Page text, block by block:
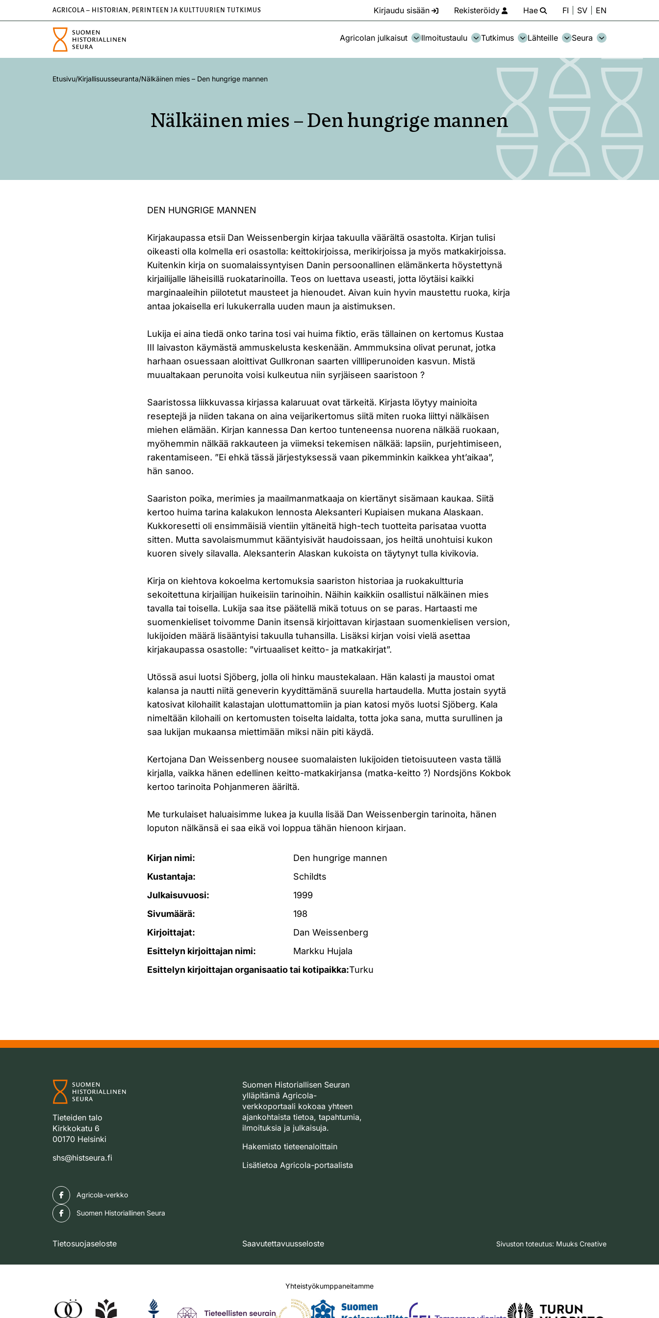
AGRICOLA – HISTORIAN, PERINTEEN JA KULTTUURIEN TUTKIMUS Kirjaudu sisään Rekisteröidy Hae FI SV EN
Agricolan julkaisut Ilmoitustaulu Tutkimus Lähteille Seura
Etusivu/Kirjallisuusseuranta/Nälkäinen mies – Den hungrige mannen
Nälkäinen mies – Den hungrige mannen
DEN HUNGRIGE MANNEN
Kirjakaupassa etsii Dan Weissenbergin kirjaa takuulla väärältä osastolta. Kirjan tulisi
oikeasti olla kolmella eri osastolla: keittokirjoissa, merikirjoissa ja myös matkakirjoissa.
Kuitenkin kirja on suomalaissyntyisen Danin persoonallinen elämänkerta höystettynä
kirjailijalle läheisillä ruokatarinoilla. Teos on luettava useasti, jotta löytäisi kaikki
marginaaleihin piilotetut mausteet ja hienoudet. Aivan kuin hyvin maustettu ruoka, kirja
antaa jokaisella eri lukukerralla uuden maun ja aistimuksen.
Lukija ei aina tiedä onko tarina tosi vai huima fiktio, eräs tällainen on kertomus Kustaa
III laivaston käymästä ammuskelusta keskenään. Ammmuksina olivat perunat, jotka
harhaan osuessaan aloittivat Gullkronan saarten villliperunoiden kasvun. Mistä
muualtakaan perunoita voisi kulkeutua niin syrjäiseen saaristoon ?
Saaristossa liikkuvassa kirjassa kalaruuat ovat tärkeitä. Kirjasta löytyy mainioita
reseptejä ja niiden takana on aina veijarikertomus siitä miten ruoka liittyi nälkäisen
miehen elämään. Kirjan kannessa Dan kertoo tunteneensa nuorena nälkää ruokaan,
myöhemmin nälkää rakkauteen ja viimeksi tekemisen nälkää: lapsiin, purjehtimiseen,
rakentamiseen. ”Ei ehkä tässä järjestyksessä vaan pikemminkin kaikkea yht’aikaa”,
hän sanoo.
Saariston poika, merimies ja maailmanmatkaaja on kiertänyt sisämaan kaukaa. Siitä
kertoo huima tarina kalakukon lennosta Aleksanteri Kupiaisen mukana Alaskaan.
Kukkoresetti oli ensimmäisiä vientiin yltäneitä high-tech tuotteita parisataa vuotta
sitten. Mutta savolaismummut kääntyisivät haudoissaan, jos heiltä unohtuisi kukon
kuoren sively silavalla. Aleksanterin Alaskan kukoista on täytynyt tulla kivikovia.
Kirja on kiehtova kokoelma kertomuksia saariston historiaa ja ruokakultturia
sekoitettuna kirjailijan huikeisiin tarinoihin. Näihin kaikkiin osallistui nälkäinen mies
tavalla tai toisella. Lukija saa itse päätellä mikä totuus on se paras. Hartaasti me
suomenkieliset toivomme Danin itsensä kirjoittavan kirjastaan suomenkielisen version,
lukijoiden määrä lisääntyisi takuulla tuhansilla. Lisäksi kirjan voisi vielä asettaa
kirjakaupassa osastolle: ”virtuaaliset keitto- ja matkakirjat”.
Utössä asui luotsi Sjöberg, jolla oli hinku maustekalaan. Hän kalasti ja maustoi omat
kalansa ja nautti niitä geneverin kyydittämänä suurella hartaudella. Mutta jostain syytä
katosivat kilohailit kalastajan ulottumattomiin ja pian katosi myös luotsi Sjöberg. Kala
nimeltään kilohaili on kertomusten toiselta laidalta, totta joka sana, mutta surullinen ja
saa lukijan mukaansa miettimään miksi näin piti käydä.
Kertojana Dan Weissenberg nousee suomalaisten lukijoiden tietoisuuteen vasta tällä
kirjalla, vaikka hänen edellinen keitto-matkakirjansa (matka-keitto ?) Nordsjöns Kokbok
kertoo tarinoita Pohjanmeren ääriltä.
Me turkulaiset haluaisimme lukea ja kuulla lisää Dan Weissenbergin tarinoita, hänen
loputon nälkänsä ei saa eikä voi loppua tähän hienoon kirjaan.
Kirjan nimi:
Den hungrige mannen
Kustantaja:
Schildts
Julkaisuvuosi:
1999
Sivumäärä:
198
Kirjoittajat:
Dan Weissenberg
Esittelyn kirjoittajan nimi:
Markku Hujala
Esittelyn kirjoittajan organisaatio tai kotipaikka:Turku
Tieteiden talo
Kirkkokatu 6
00170 Helsinki
shs@histseura.fi
Suomen Historiallisen Seuran
ylläpitämä Agricola-
verkkoportaali kokoaa yhteen
ajankohtaista tietoa, tapahtumia,
ilmoituksia ja julkaisuja.
Hakemisto tieteenaloittain
Lisätietoa Agricola-portaalista
Agricola-verkko
Suomen Historiallinen Seura
Tietosuojaseloste Saavutettavuusseloste Sivuston toteutus: Muuks Creative
Yhteistyökumppaneitamme